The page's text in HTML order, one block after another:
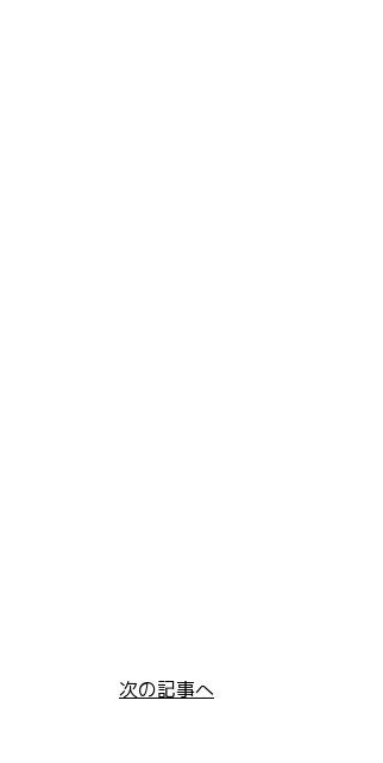
次の記事へ